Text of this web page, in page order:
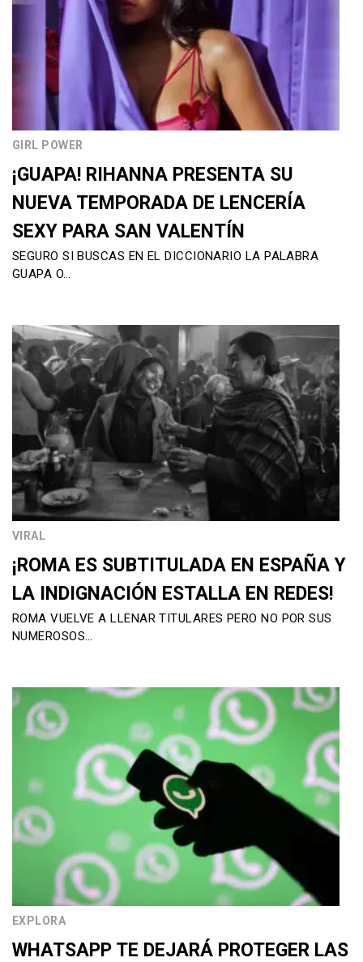
GIRL POWER
¡GUAPA! RIHANNA PRESENTA SU
NUEVA TEMPORADA DE LENCERÍA
SEXY PARA SAN VALENTÍN
SEGURO SI BUSCAS EN EL DICCIONARIO LA PALABRA
GUAPA O…
VIRAL
¡ROMA ES SUBTITULADA EN ESPAÑA Y
LA INDIGNACIÓN ESTALLA EN REDES!
ROMA VUELVE A LLENAR TITULARES PERO NO POR SUS
NUMEROSOS…
EXPLORA
WHATSAPP TE DEJARÁ PROTEGER LAS